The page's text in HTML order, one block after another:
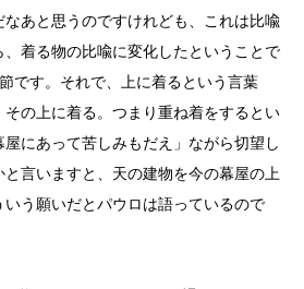
なあと思うのですけれども、これは比喩
着る物の比喩に変化したということで
です。それで、上に着るという言葉
の上に着る。つまり重ね着をするとい
にあって苦しみもだえ」ながら切望し
言いますと、天の建物を今の幕屋の上
う願いだとパウロは語っているので